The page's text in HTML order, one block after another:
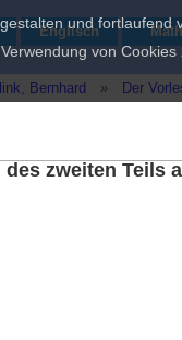
Englisch
Bernhard »
Der
zweiten Teils
und
von